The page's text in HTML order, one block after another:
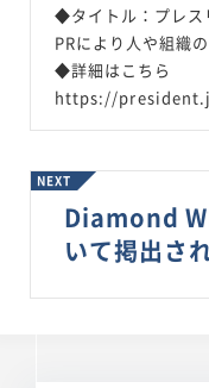
◆タイトル：プレス
PRにより人や組織
◆詳細はこちら
https://
NEXT
Diamond
いて掲出さ